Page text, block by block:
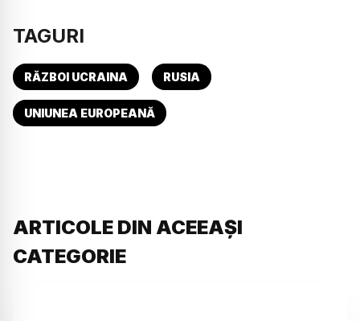
TAGURI
RĂZBOI UCRAINA RUSIA
UNIUNEA EUROPEANĂ
ARTICOLE DIN ACEEAȘI
CATEGORIE